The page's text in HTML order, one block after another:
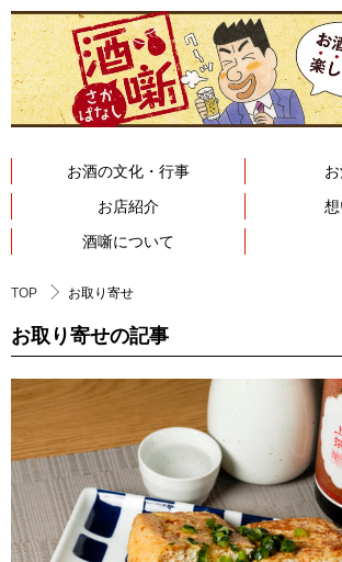
お酒の文化・行事
お店紹介
酒噺について
TOP お取り寄せ
お取り寄せの記事